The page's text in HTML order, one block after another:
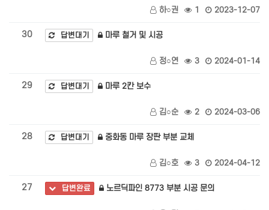
하○권 1 2023-12-07
30 답변대기 마루 철거 및 시공
정○연 3 2024-01-14
29 답변대기 마루 2칸 보수
김○순 2 2024-03-06
28 답변대기 중화동 마루 장판 부분 교체
김○호 3 2024-04-12
27 답변완료 노르딕파인 8773 부분 시공 문의